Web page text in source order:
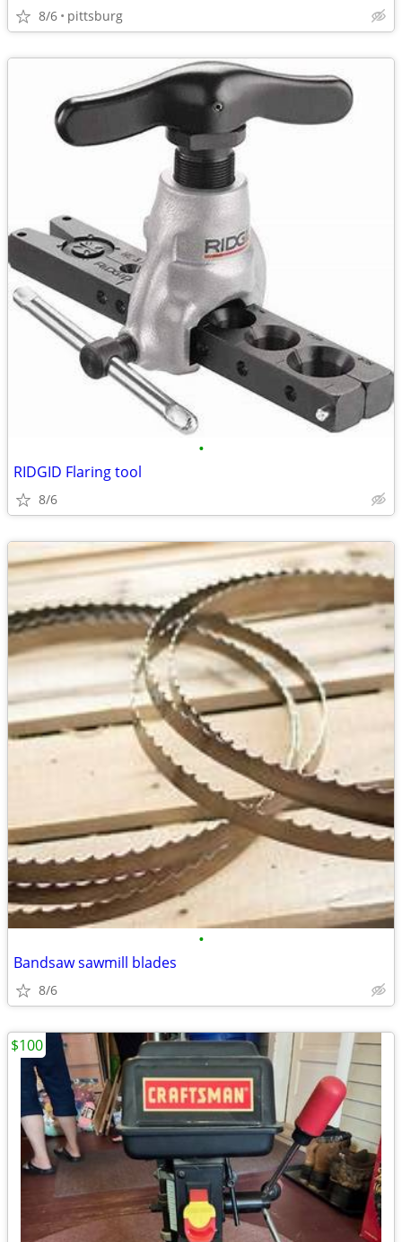
8/6 pittsburg
•
RIDGID Flaring tool
8/6
•
Bandsaw sawmill blades
8/6
$100